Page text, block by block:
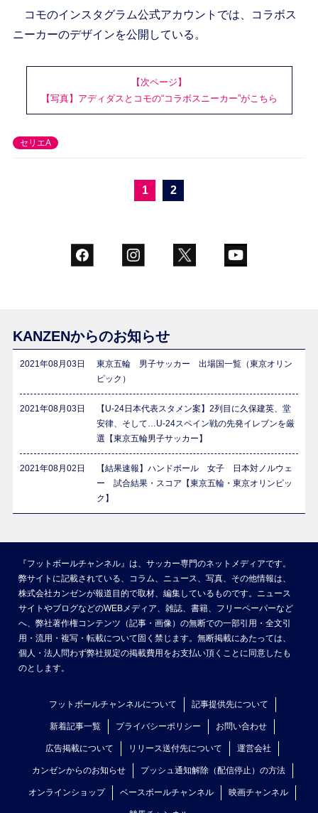
コモのインスタグラム公式アカウントでは、コラボス
ニーカーのデザインを公開している。
【次ページ】
【写真】アディダスとコモの“コラボスニーカー”がこちら
セリエA
1 2
KANZENからのお知らせ
2021年08月03日
東京五輪 男子サッカー 出場国一覧（東京オリン
ピック）
2021年08月03日
【U-24日本代表スタメン案】2列目に久保建英、堂
安律、そして…U-24スペイン戦の先発イレブンを厳
選【東京五輪男子サッカー】
2021年08月02日
【結果速報】ハンドボール 女子 日本対ノルウェ
ー 試合結果・スコア【東京五輪・東京オリンピッ
ク】
『フットボールチャンネル』は、サッカー専門のネットメディアです。
弊サイトに記載されている、コラム、ニュース、写真、その他情報は、
株式会社カンゼンが報道目的で取材、編集しているものです。ニュース
サイトやブログなどのWEBメディア、雑誌、書籍、フリーペーパーなど
へ、弊社著作権コンテンツ（記事・画像）の無断での一部引用・全文引
用・流用・複写・転載について固く禁じます。無断掲載にあたっては、
個人・法人問わず弊社規定の掲載費用をお支払い頂くことに同意したも
のとします。
フットボールチャンネルについて 記事提供先について
新着記事一覧 プライバシーポリシー お問い合わせ
広告掲載について リリース送付先について 運営会社
カンゼンからのお知らせ プッシュ通知解除（配信停止）の方法
オンラインショップ ベースボールチャンネル 映画チャンネル